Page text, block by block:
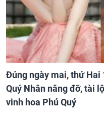
Đúng ngày mai, thứ
Quý Nhân nâng đỡ, tài
vinh hoa Phú Quý